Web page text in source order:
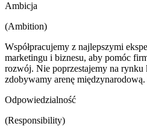
Ambicja
(Ambition)
Współpracujemy z najlepszymi
marketingu i biznesu, aby pomóc
rozwój. Nie poprzestajemy na
zdobywamy arenę
Odpowiedzialność
(Responsibility)